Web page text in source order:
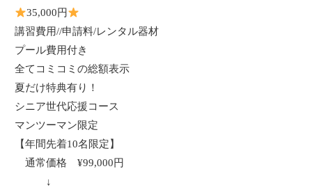
35,000円
講習費用//申請料/レンタル器材
プール費用付き
全てコミコミの総額表示
夏だけ特典有り！
シニア世代応援コース
マンツーマン限定
【年間先着10名限定】
通常価格¥99,000円
↓